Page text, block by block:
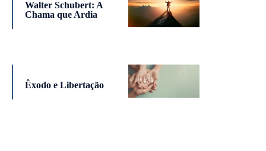
Walter Schubert: A
Chama que Ardia
Êxodo e Libertação